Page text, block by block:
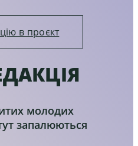
в проєкт
молодих
запалюються